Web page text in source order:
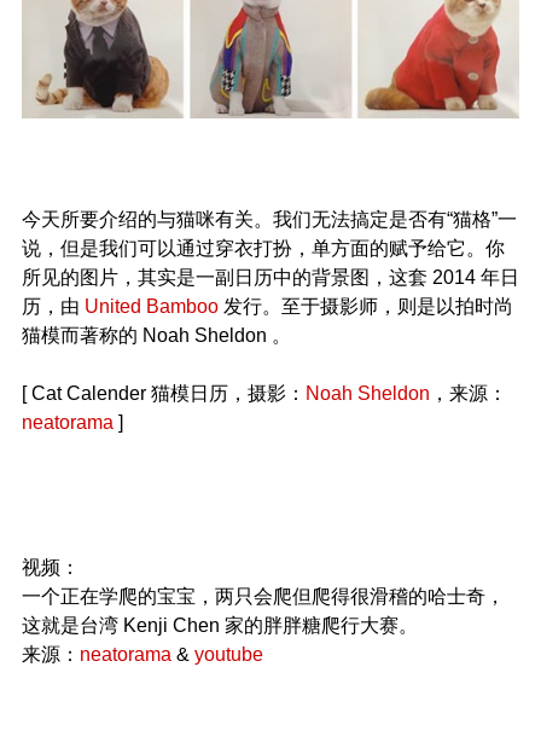
今天所要介绍的与猫咪有关。我们无法搞定是否有“猫格”一
说，但是我们可以通过穿衣打扮，单方面的赋予给它。你
所见的图片，其实是一副日历中的背景图，这套 2014 年日
历，由 United Bamboo发行。至于摄影师，则是以拍时尚
猫模而著称的 Noah Sheldon 。
[ Cat Calender 猫模日历，摄影： Noah Sheldon ，来源：
neatorama ]
视频：
一个正在学爬的宝宝，两只会爬但爬得很滑稽的哈士奇，
这就是台湾 Kenji Chen 家的胖胖糖爬行大赛。
来源： neatorama & youtube